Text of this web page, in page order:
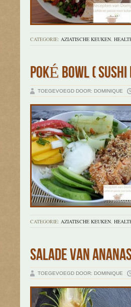
CATEGORIE: AZIATISCHE KEUKEN,
POKÉ BOWL ( SUSHI
TOEGEVOEGD DOOR: DOMINIQUE
CATEGORIE: AZIATISCHE KEUKEN,
SALADE VAN
TOEGEVOEGD DOOR: DOMINIQUE